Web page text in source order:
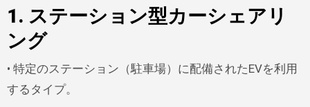
1. ステーション型カーシェアリ
ング
• 特定のステーション（駐車場）に配備されたEVを利用
するタイプ。